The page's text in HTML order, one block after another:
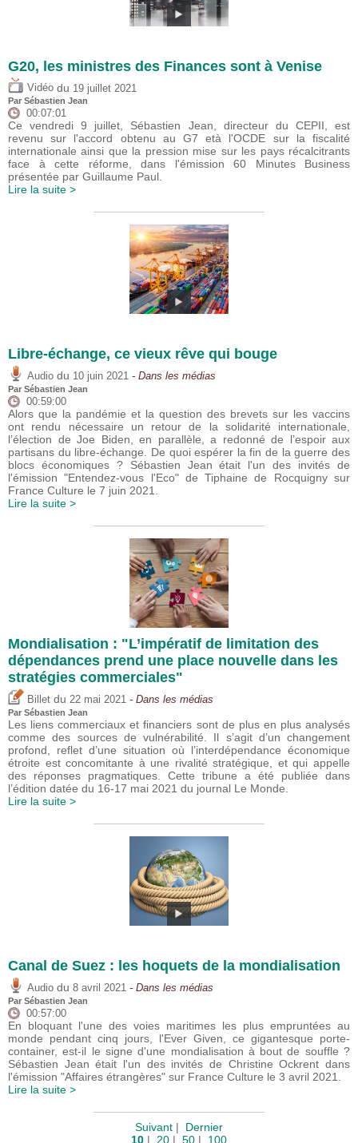
G20, les ministres des Finances sont à Venise
Vidéo du 19 juillet 2021
Par Sébastien Jean
00:07:01
Ce vendredi 9 juillet, Sébastien Jean, directeur du CEPII, est
revenu sur l'accord obtenu au G7 età l'OCDE sur la fiscalité
internationale ainsi que la pression mise sur les pays récalcitrants
face à cette réforme, dans l'émission 60 Minutes Business
présentée par Guillaume Paul.
Lire la suite >
Libre-échange, ce vieux rêve qui bouge
Audio du 10 juin 2021 - Dans les médias
Par Sébastien Jean
00:59:00
Alors que la pandémie et la question des brevets sur les vaccins
ont rendu nécessaire un retour de la solidarité internationale,
l’élection de Joe Biden, en parallèle, a redonné de l’espoir aux
partisans du libre-échange. De quoi espérer la fin de la guerre des
blocs économiques ? Sébastien Jean était l'un des invités de
l'émission "Entendez-vous l'Eco" de Tiphaine de Rocquigny sur
France Culture le 7 juin 2021.
Lire la suite >
Mondialisation : "L’impératif de limitation des
dépendances prend une place nouvelle dans les
stratégies commerciales"
Billet du 22 mai 2021 - Dans les médias
Par Sébastien Jean
Les liens commerciaux et financiers sont de plus en plus analysés
comme des sources de vulnérabilité. Il s’agit d’un changement
profond, reflet d’une situation où l’interdépendance économique
étroite est concomitante à une rivalité stratégique, et qui appelle
des réponses pragmatiques. Cette tribune a été publiée dans
l’édition datée du 16-17 mai 2021 du journal Le Monde.
Lire la suite >
Canal de Suez : les hoquets de la mondialisation
Audio du 8 avril 2021 - Dans les médias
Par Sébastien Jean
00:57:00
En bloquant l'une des voies maritimes les plus empruntées au
monde pendant cinq jours, l'Ever Given, ce gigantesque porte-
container, est-il le signe d'une mondialisation à bout de souffle ?
Sébastien Jean était l'un des invités de Christine Ockrent dans
l'émission "Affaires étrangères" sur France Culture le 3 avril 2021.
Lire la suite >
Suivant | Dernier
10 | 20 | 50 | 100